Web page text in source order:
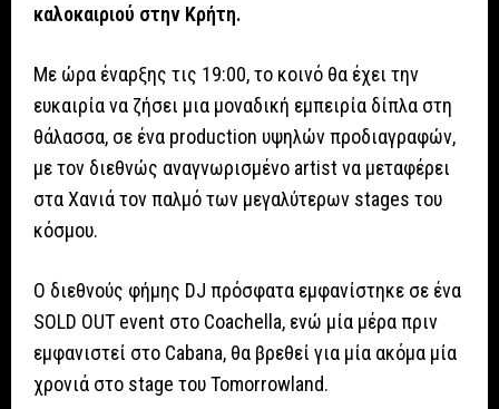
καλοκαιριού στην Κρήτη.
Με ώρα έναρξης τις 19:00, το κοινό θα έχει την
ευκαιρία να ζήσει μια μοναδική εμπειρία δίπλα στη
θάλασσα, σε ένα production υψηλών προδιαγραφών,
με τον διεθνώς αναγνωρισμένο artist να μεταφέρει
στα Χανιά τον παλμό των μεγαλύτερων stages του
κόσμου.
Ο διεθνούς φήμης DJ πρόσφατα εμφανίστηκε σε ένα
SOLD OUT event στο Coachella, ενώ μία μέρα πριν
εμφανιστεί στο Cabana, θα βρεθεί για μία ακόμα μία
χρονιά στο stage του Tomorrowland.